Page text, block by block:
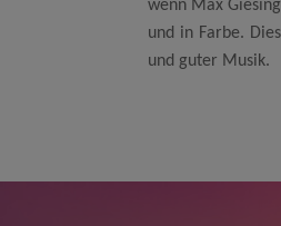
wenn Max
und in Farbe.
und guter Musik.